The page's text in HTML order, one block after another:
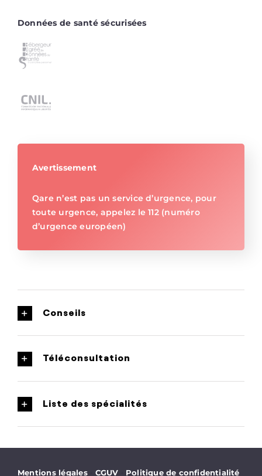
Données de santé sécurisées
Avertissement
Qare n’est pas un service d’urgence, pour
toute urgence, appelez le 112 (numéro
d’urgence européen)
Conseils
Téléconsultation
Liste des spécialités
Mentions légales CGUV Politique de confidentialité